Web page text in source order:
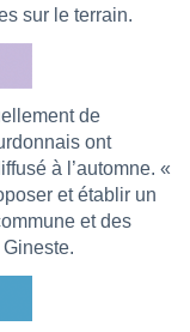
sur le terrain.
de
ont
à l’automne. «
et établir un
et des